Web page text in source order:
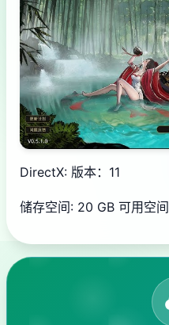
DirectX: 版本：11
储存空间: 20 GB 可用空间